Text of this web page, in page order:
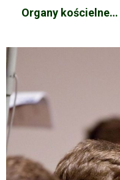
Organy kościelne…